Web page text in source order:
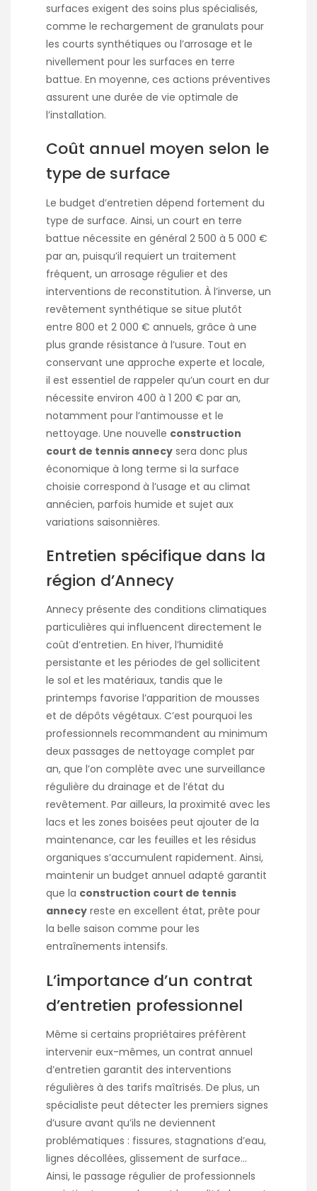
surfaces exigent des soins plus spécialisés,
comme le rechargement de granulats pour
les courts synthétiques ou l’arrosage et le
nivellement pour les surfaces en terre
battue. En moyenne, ces actions préventives
assurent une durée de vie optimale de
l’installation.
Coût annuel moyen selon le
type de surface
Le budget d’entretien dépend fortement du
type de surface. Ainsi, un court en terre
battue nécessite en général 2 500 à 5 000 €
par an, puisqu’il requiert un traitement
fréquent, un arrosage régulier et des
interventions de reconstitution. À l’inverse, un
revêtement synthétique se situe plutôt
entre 800 et 2 000 € annuels, grâce à une
plus grande résistance à l’usure. Tout en
conservant une approche experte et locale,
il est essentiel de rappeler qu’un court en dur
nécessite environ 400 à 1 200 € par an,
notamment pour l’antimousse et le
nettoyage. Une nouvelle construction
court de tennis annecy sera donc plus
économique à long terme si la surface
choisie correspond à l’usage et au climat
annécien, parfois humide et sujet aux
variations saisonnières.
Entretien spécifique dans la
région d’Annecy
Annecy présente des conditions climatiques
particulières qui influencent directement le
coût d’entretien. En hiver, l’humidité
persistante et les périodes de gel sollicitent
le sol et les matériaux, tandis que le
printemps favorise l’apparition de mousses
et de dépôts végétaux. C’est pourquoi les
professionnels recommandent au minimum
deux passages de nettoyage complet par
an, que l’on complète avec une surveillance
régulière du drainage et de l’état du
revêtement. Par ailleurs, la proximité avec les
lacs et les zones boisées peut ajouter de la
maintenance, car les feuilles et les résidus
organiques s’accumulent rapidement. Ainsi,
maintenir un budget annuel adapté garantit
que la construction court de tennis
annecy reste en excellent état, prête pour
la belle saison comme pour les
entraînements intensifs.
L’importance d’un contrat
d’entretien professionnel
Même si certains propriétaires préfèrent
intervenir eux-mêmes, un contrat annuel
d’entretien garantit des interventions
régulières à des tarifs maîtrisés. De plus, un
spécialiste peut détecter les premiers signes
d’usure avant qu’ils ne deviennent
problématiques : fissures, stagnations d’eau,
lignes décollées, glissement de surface…
Ainsi, le passage régulier de professionnels